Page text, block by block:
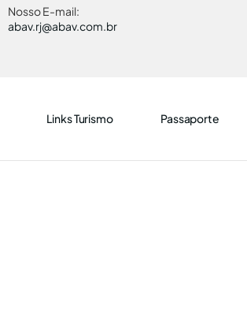
Nosso E-mail:
abav.rj@abav.com.br
Links Turismo Passaporte